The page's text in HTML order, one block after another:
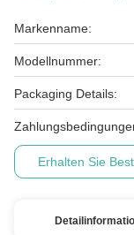
Markenname:
Modellnummer:
Packaging Details:
Erhalten Sie